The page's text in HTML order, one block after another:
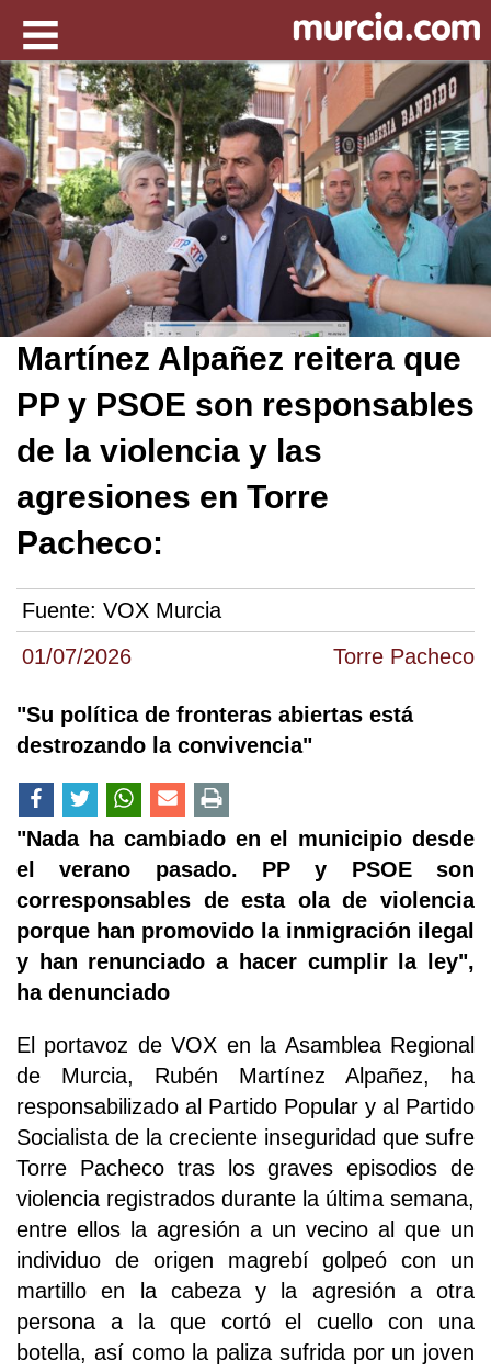
01/07/2026 Torre Pacheco
Martínez Alpañez reitera que
PP y PSOE son responsables
de la violencia y las
agresiones en Torre
Pacheco:
Fuente: VOX Murcia
"Su política de fronteras abiertas está
destrozando la convivencia"
"Nada ha cambiado en el municipio desde
el verano pasado. PP y PSOE son
corresponsables de esta ola de violencia
porque han promovido la inmigración ilegal
y han renunciado a hacer cumplir la ley",
ha denunciado
El portavoz de VOX en la Asamblea Regional
de Murcia, Rubén Martínez Alpañez, ha
responsabilizado al Partido Popular y al Partido
Socialista de la creciente inseguridad que sufre
Torre Pacheco tras los graves episodios de
violencia registrados durante la última semana,
entre ellos la agresión a un vecino al que un
individuo de origen magrebí golpeó con un
martillo en la cabeza y la agresión a otra
persona a la que cortó el cuello con una
botella, así como la paliza sufrida por un joven